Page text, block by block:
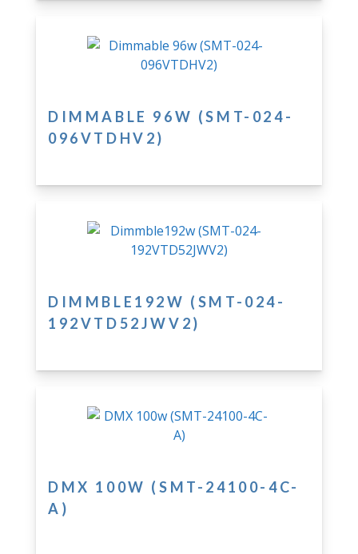
DIMMABLE 96W (SMT-024-
096VTDHV2)
DIMMBLE192W (SMT-024-
192VTD52JWV2)
DMX 100W (SMT-24100-4C-
A)